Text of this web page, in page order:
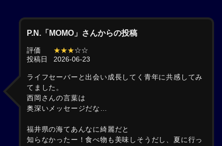
P.N.「MOMO」さんからの投稿
評価 ★★★☆☆
投稿日
2026-06-23
ライフセーバーと出会い成長してく青年に共感してみ
てました。
西岡さんの言葉は
奥深いメッセージだな…
福井県の海てあんなに綺麗だと
知らなかったー！食べ物も美味しそうだし、夏に行っ